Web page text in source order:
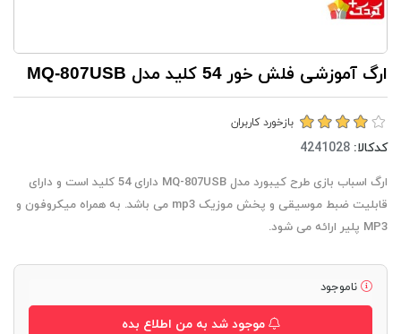
ارگ آموزشی فلش خور 54 کلید مدل MQ-807USB
بازخورد کاربران
کدکالا:
ارگ اسباب بازی طرح کیبورد مدل MQ-807USB دارای 54 کلید است و دارای
قابلیت ضبط موسیقی و پخش موزیک mp3 می باشد. به همراه میکروفون و
MP3 پلیر ارائه می شود.
ناموجود
موجود شد به من اطلاع بده